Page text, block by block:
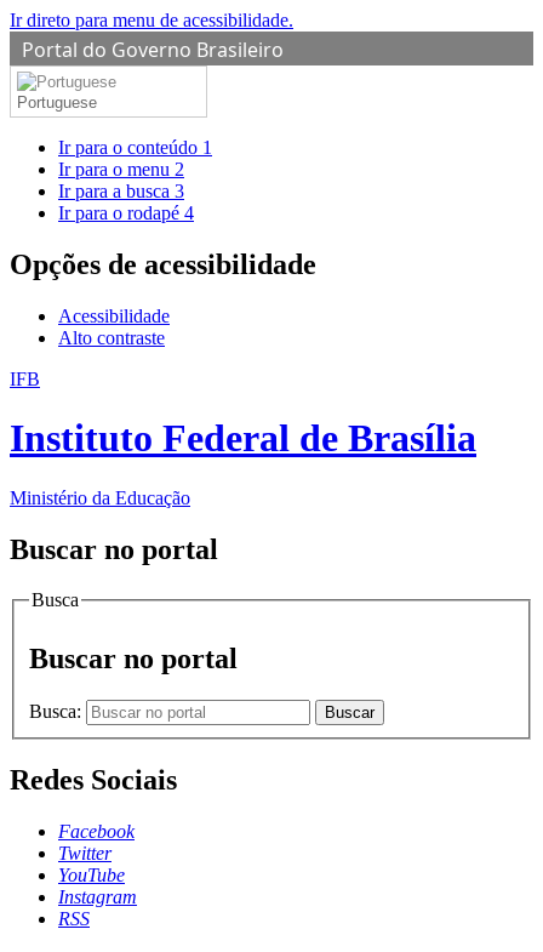
Ir direto para menu de acessibilidade.
Portal do Governo Brasileiro
Portuguese
Ir para o conteúdo 1
Ir para o menu 2
Ir para a busca 3
Ir para o rodapé 4
Opções de acessibilidade
Acessibilidade
Alto contraste
IFB
Instituto Federal de Brasília
Ministério da Educação
Buscar no portal
Busca
Buscar no portal
Busca: Buscar
Redes Sociais
Facebook
Twitter
YouTube
Instagram
RSS